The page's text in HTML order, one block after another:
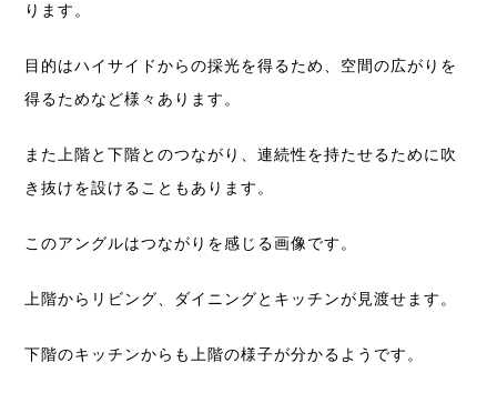
ります。
目的はハイサイドからの採光を得るため、空間の広がりを
得るためなど様々あります。
また上階と下階とのつながり、連続性を持たせるために吹
き抜けを設けることもあります。
このアングルはつながりを感じる画像です。
上階からリビング、ダイニングとキッチンが見渡せます。
下階のキッチンからも上階の様子が分かるようです。